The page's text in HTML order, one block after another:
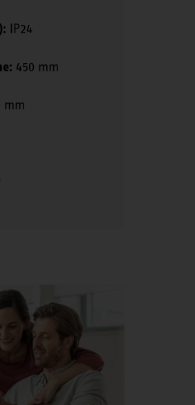
IP24
450 mm
mm